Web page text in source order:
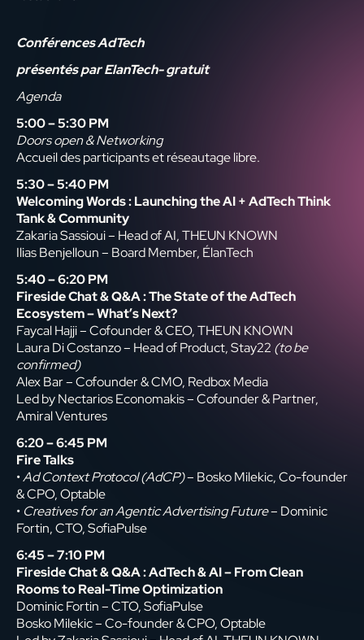
Conférences AdTech
présentés par ElanTech- gratuit
Agenda
5:00 – 5:30 PM
Doors open & Networking
Accueil des participants et réseautage libre.
5:30 – 5:40 PM
Welcoming Words : Launching the AI + AdTech Think
Tank & Community
Zakaria Sassioui – Head of AI, THEUN KNOWN
Ilias Benjelloun – Board Member, ÉlanTech
5:40 – 6:20 PM
Fireside Chat & Q&A : The State of the AdTech
Ecosystem – What’s Next?
Faycal Hajji – Cofounder & CEO, THEUN KNOWN
Laura Di Costanzo – Head of Product, Stay22 (to be
confirmed)
Alex Bar – Cofounder & CMO, Redbox Media
Led by Nectarios Economakis – Cofounder & Partner,
Amiral Ventures
6:20 – 6:45 PM
Fire Talks
•Ad Context Protocol (AdCP)– Bosko Milekic, Co-founder
& CPO, Optable
• Creatives for an Agentic Advertising Future– Dominic
Fortin, CTO, SofiaPulse
6:45 – 7:10 PM
Fireside Chat & Q&A : AdTech & AI – From Clean
Rooms to Real-Time Optimization
Dominic Fortin – CTO, SofiaPulse
Bosko Milekic – Co-founder & CPO, Optable